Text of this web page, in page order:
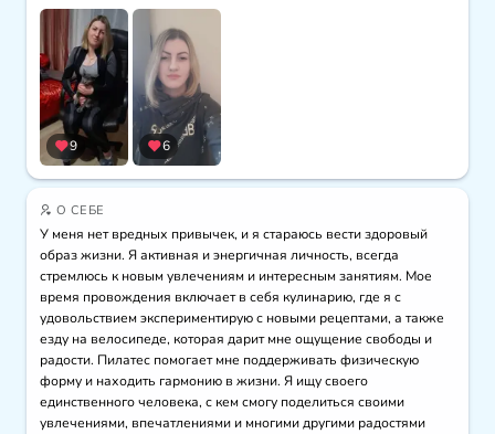
9 6
О СЕБЕ
У меня нет вредных привычек, и я стараюсь вести здоровый
образ жизни. Я активная и энергичная личность, всегда
стремлюсь к новым увлечениям и интересным занятиям. Мое
время провождения включает в себя кулинарию, где я с
удовольствием экспериментирую с новыми рецептами, а также
езду на велосипеде, которая дарит мне ощущение свободы и
радости. Пилатес помогает мне поддерживать физическую
форму и находить гармонию в жизни. Я ищу своего
единственного человека, с кем смогу поделиться своими
увлечениями, впечатлениями и многими другими радостями